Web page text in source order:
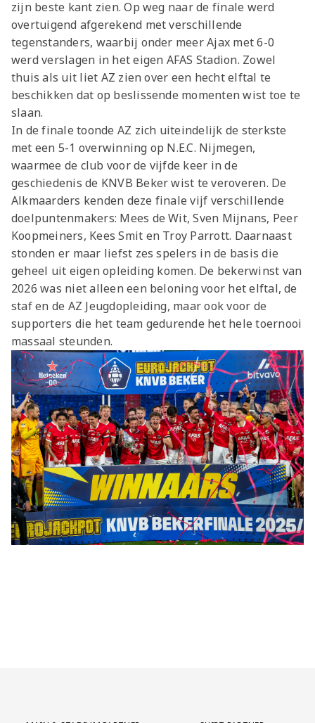
zijn beste kant zien. Op weg naar de finale werd
overtuigend afgerekend met verschillende
tegenstanders, waarbij onder meer Ajax met 6-0
werd verslagen in het eigen AFAS Stadion. Zowel
thuis als uit liet AZ zien over een hecht elftal te
beschikken dat op beslissende momenten wist toe te
slaan.
In de finale toonde AZ zich uiteindelijk de sterkste
met een 5-1 overwinning op N.E.C. Nijmegen,
waarmee de club voor de vijfde keer in de
geschiedenis de KNVB Beker wist te veroveren. De
Alkmaarders kenden deze finale vijf verschillende
doelpuntenmakers: Mees de Wit, Sven Mijnans, Peer
Koopmeiners, Kees Smit en Troy Parrott. Daarnaast
stonden er maar liefst zes spelers in de basis die
geheel uit eigen opleiding komen. De bekerwinst van
2026 was niet alleen een beloning voor het elftal, de
staf en de AZ Jeugdopleiding, maar ook voor de
supporters die het team gedurende het hele toernooi
massaal steunden.